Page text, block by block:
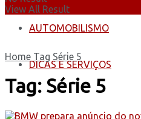
AUTOMOBILISMO
DICAS E SERVIÇOS
View All Result
Home Tag Série 5
Tag: Série 5